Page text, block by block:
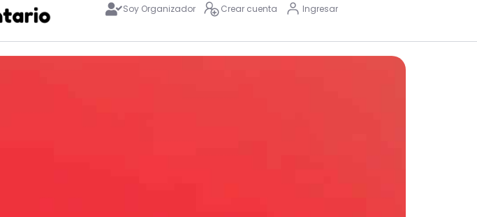
Soy Organizador Crear cuenta Ingresar